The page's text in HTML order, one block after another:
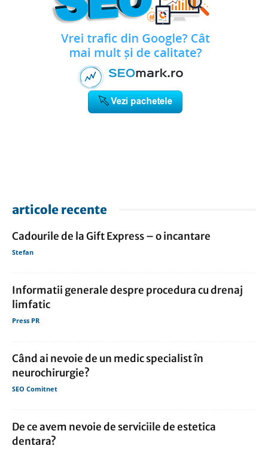
articole recente
Cadourile de la Gift Express – o incantare
Stefan
Informatii generale despre procedura cu drenaj
limfatic
Press PR
Când ai nevoie de un medic specialist în
neurochirurgie?
SEO Comitnet
De ce avem nevoie de serviciile de estetica
dentara?